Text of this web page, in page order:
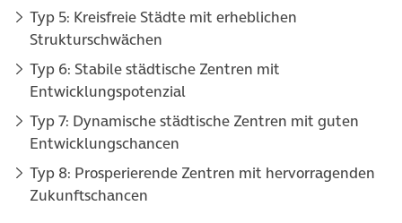
Typ 5: Kreisfreie Städte mit erheblichen
Strukturschwächen
Typ 6: Stabile städtische Zentren mit
Entwicklungspotenzial
Typ 7: Dynamische städtische Zentren mit guten
Entwicklungschancen
Typ 8: Prosperierende Zentren mit hervorragenden
Zukunftschancen